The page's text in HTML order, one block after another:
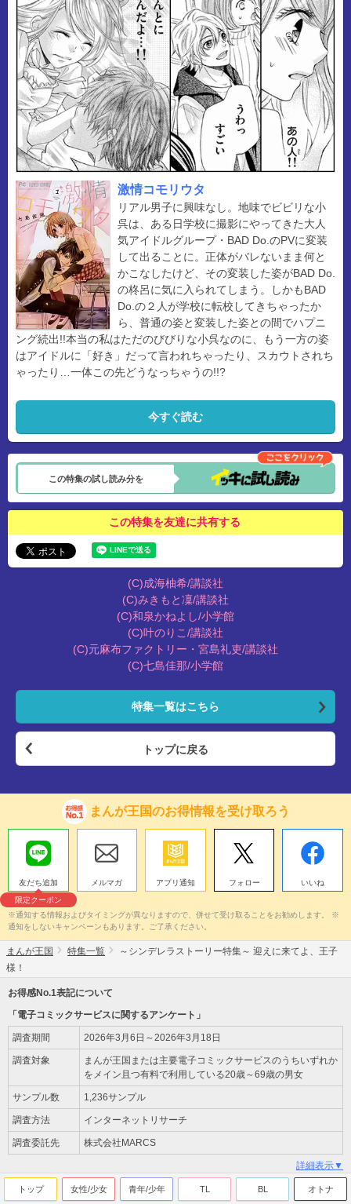
激情コモリウタ
リアル男子に興味なし。地味でビビリな小
呉は、ある日学校に撮影にやってきた大人
気アイドルグループ・BAD Do.のPVに変装
して出ることに。正体がバレないまま何と
かこなしたけど、その変装した姿がBAD Do.
の柊呂に気に入られてしまう。しかもBAD
Do.の２人が学校に転校してきちゃったか
ら、普通の姿と変装した姿との間でハプニ
ング続出!!本当の私はただのびびりな小呉なのに、もう一方の姿
はアイドルに「好き」だって言われちゃったり、スカウトされち
ゃったり…一体この先どうなっちゃうの!!?
今すぐ読む
この特集の試し読み分を
この特集を友達に共有する
(C)成海柚希/講談社
(C)みきもと凜/講談社
(C)和泉かねよし/小学館
(C)叶のりこ/講談社
(C)元麻布ファクトリー・宮島礼吏/講談社
(C)七島佳那/小学館
特集一覧はこちら
トップに戻る
まんが王国のお得情報を受け取ろう
友だち追加
限定クーポン
メルマガ アプリ通知 フォロー いいね
※通知する情報およびタイミングが異なりますので、併せて受け取ることをお勧めします。 ※
通知をしないキャンペーンもあります。ご了承ください。
まんが王国 特集一覧
～シンデレラストーリー特集～ 迎えに来てよ、王子
様！
お得感No.1表記について
「電子コミックサービスに関するアンケート」
調査期間 2026年3月6日～2026年3月18日
調査対象
まんが王国または主要電子コミックサービスのうちいずれか
をメイン且つ有料で利用している20歳～69歳の男女
サンプル数 1,236サンプル
調査方法 インターネットリサーチ
調査委託先 株式会社MARCS
詳細表示▼
トップ 女性/少女 青年/少年 TL BL オトナ